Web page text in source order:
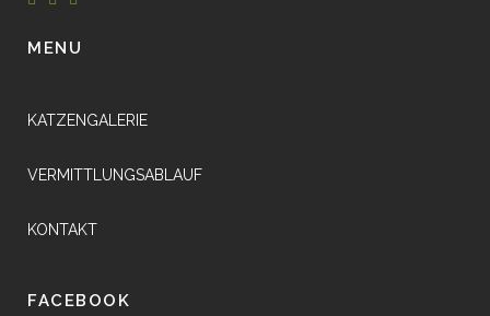
MENU
KATZENGALERIE
VERMITTLUNGSABLAUF
KONTAKT
FACEBOOK